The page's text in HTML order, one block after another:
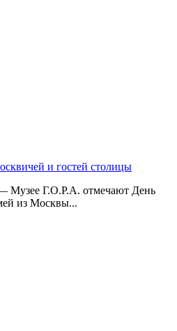
и гостей столицы
Музее Г.О.Р.А. отмечают День
из Москвы...